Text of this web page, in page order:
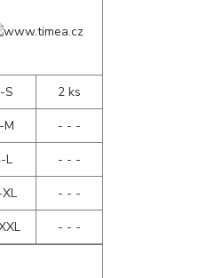
S
2 ks
M
- - -
L
- - -
- - -
- - -